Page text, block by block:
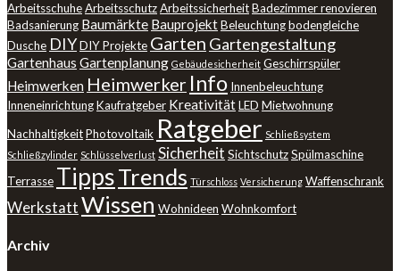
ArbeitsschuheArbeitsschutzArbeitssicherheitBadezimmer renovieren
Badsanierung Baumärkte BauprojektBeleuchtungbodengleiche
Dusche DIYDIY Projekte Garten Gartengestaltung
Gartenhaus Gartenplanung Gebäudesicherheit Geschirrspüler
Heimwerken Heimwerker Info Innenbeleuchtung
InneneinrichtungKaufratgeber KreativitätLED Mietwohnung
NachhaltigkeitPhotovoltaik Ratgeber Schließsystem
Schließzylinder Schlüsselverlust Sicherheit SichtschutzSpülmaschine
Terrasse TippsTrends Türschloss Versicherung Waffenschrank
WerkstattWissen Wohnideen Wohnkomfort
Archiv